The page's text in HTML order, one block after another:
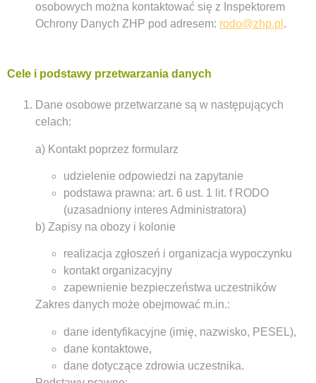
osobowych można kontaktować się z Inspektorem
Ochrony Danych ZHP pod adresem: rodo@zhp.pl .
Cele i podstawy przetwarzania danych
Dane osobowe przetwarzane są w następujących
celach:
a) Kontakt poprzez formularz
udzielenie odpowiedzi na zapytanie
podstawa prawna: art. 6 ust. 1 lit. f RODO
(uzasadniony interes Administratora)
b) Zapisy na obozy i kolonie
realizacja zgłoszeń i organizacja wypoczynku
kontakt organizacyjny
zapewnienie bezpieczeństwa uczestników
Zakres danych może obejmować m.in.:
dane identyfikacyjne (imię, nazwisko, PESEL),
dane kontaktowe,
dane dotyczące zdrowia uczestnika.